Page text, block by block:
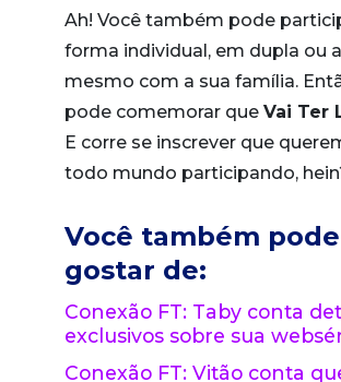
Ah! Você também pode
forma individual, em dupla ou
mesmo com a sua família.
pode comemorar que Vai Ter
E corre se inscrever que
todo mundo participando,
Você também pode
gostar de:
Conexão FT: Taby conta
exclusivos sobre sua
Conexão FT: Vitão conta